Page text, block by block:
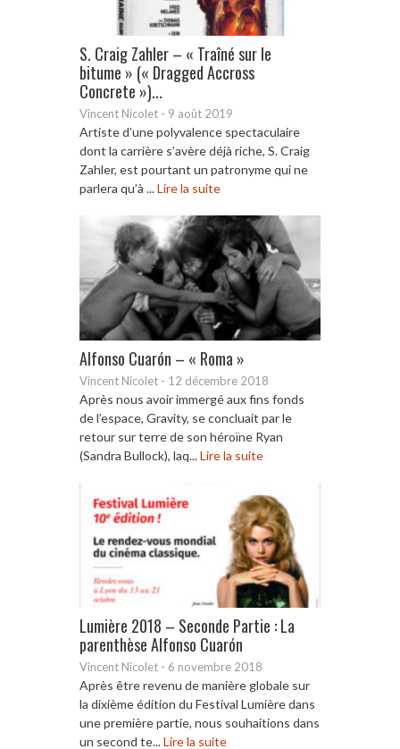
S. Craig Zahler – « Traîné sur le
bitume » (« Dragged Accross
Concrete »)...
Vincent Nicolet - 9 août 2019
Artiste d’une polyvalence spectaculaire
dont la carrière s’avère déjà riche, S. Craig
Zahler, est pourtant un patronyme qui ne
parlera qu’à ...Lire la suite
Alfonso Cuarón – « Roma »
Vincent Nicolet - 12 décembre 2018
Après nous avoir immergé aux fins fonds
de l’espace, Gravity, se concluait par le
retour sur terre de son héroïne Ryan
(Sandra Bullock), laq...Lire la suite
Lumière 2018 – Seconde Partie : La
parenthèse Alfonso Cuarón
Vincent Nicolet - 6 novembre 2018
Après être revenu de manière globale sur
la dixième édition du Festival Lumière dans
une première partie, nous souhaitions dans
un second te...Lire la suite